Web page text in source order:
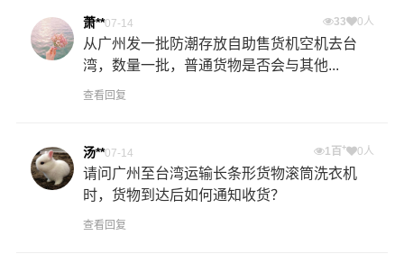
萧**07-14 33 0人
从广州发一批防潮存放自助售货机空机去台
湾，数量一批，普通货物是否会与其他...
查看回复
汤**07-14 1百+ 0人
请问广州至台湾运输长条形货物滚筒洗衣机
时，货物到达后如何通知收货？
查看回复